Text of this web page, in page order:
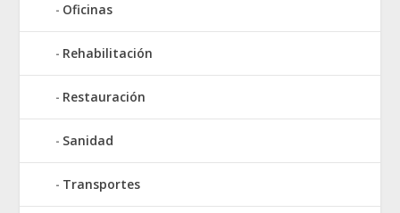
Oficinas
Rehabilitación
Restauración
Sanidad
Transportes